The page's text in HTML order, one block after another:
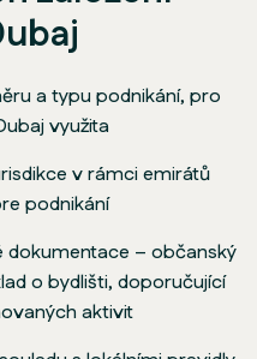
a typu podnikání, pro
využita
v rámci emirátů
podnikání
– občanský
o bydlišti, doporučující
aktivit